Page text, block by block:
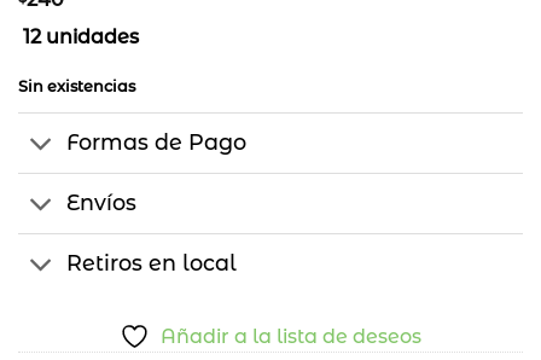
12 unidades
Sin existencias
Formas de Pago
Envíos
Retiros en local
Añadir a la lista de deseos